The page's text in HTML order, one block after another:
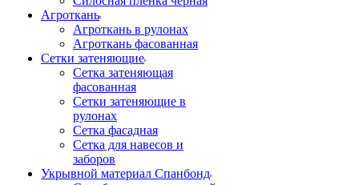
Агроткань
Агроткань в рулонах
Агроткань фасованная
Сетки затеняющие
Сетка затеняющая
фасованная
Сетки затеняющие в
рулонах
Сетка фасадная
Сетка для навесов и
заборов
Укрывной материал Спанбонд